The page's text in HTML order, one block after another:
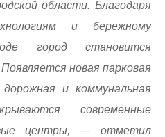
области. Благодаря
и бережному
город становится
новая парковая
и коммунальная
современные
центры, — отметил